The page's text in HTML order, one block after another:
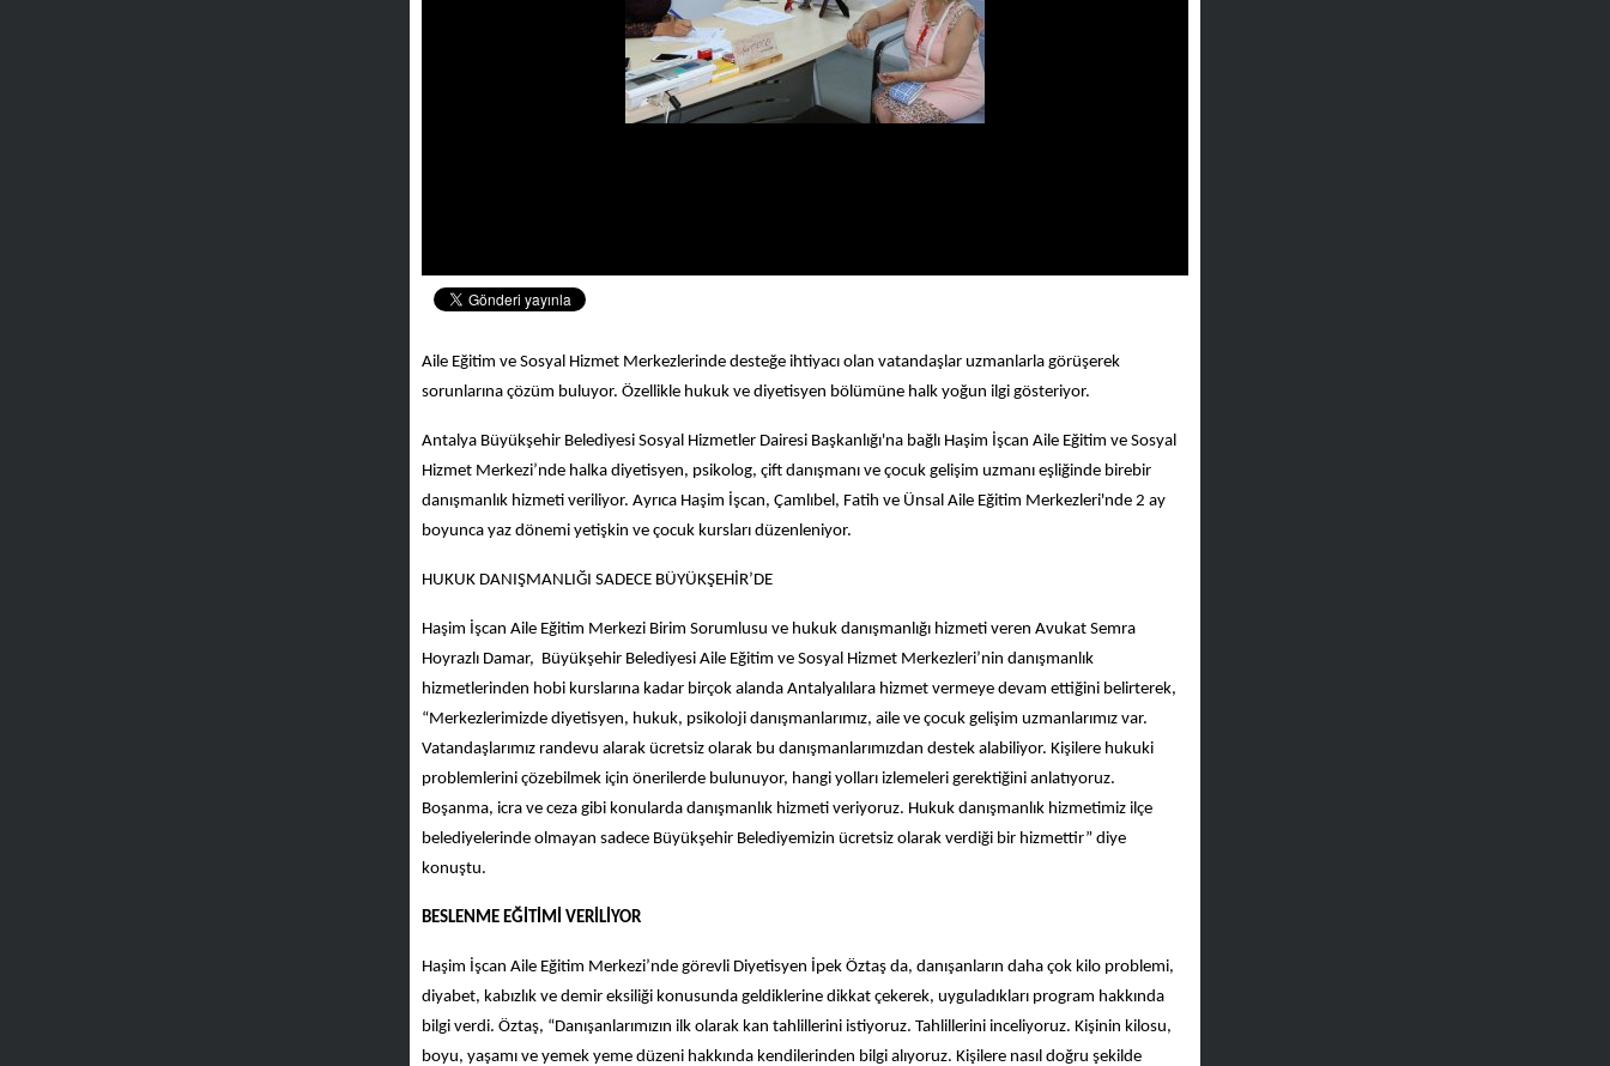
Aile Eğitim ve Sosyal Hizmet Merkezlerinde desteğe ihtiyacı olan vatandaşlar uzmanlarla görüşerek
sorunlarına çözüm buluyor. Özellikle hukuk ve diyetisyen bölümüne halk yoğun ilgi gösteriyor.
Antalya Büyükşehir Belediyesi Sosyal Hizmetler Dairesi Başkanlığı'na bağlı Haşim İşcan Aile Eğitim ve Sosyal
Hizmet Merkezi’nde halka diyetisyen, psikolog, çift danışmanı ve çocuk gelişim uzmanı eşliğinde birebir
danışmanlık hizmeti veriliyor. Ayrıca Haşim İşcan, Çamlıbel, Fatih ve Ünsal Aile Eğitim Merkezleri'nde 2 ay
boyunca yaz dönemi yetişkin ve çocuk kursları düzenleniyor.
HUKUK DANIŞMANLIĞI SADECE BÜYÜKŞEHİR’DE
Haşim İşcan Aile Eğitim Merkezi Birim Sorumlusu ve hukuk danışmanlığı hizmeti veren Avukat Semra
Hoyrazlı Damar, Büyükşehir Belediyesi Aile Eğitim ve Sosyal Hizmet Merkezleri’nin danışmanlık
hizmetlerinden hobi kurslarına kadar birçok alanda Antalyalılara hizmet vermeye devam ettiğini belirterek,
“Merkezlerimizde diyetisyen, hukuk, psikoloji danışmanlarımız, aile ve çocuk gelişim uzmanlarımız var.
Vatandaşlarımız randevu alarak ücretsiz olarak bu danışmanlarımızdan destek alabiliyor. Kişilere hukuki
problemlerini çözebilmek için önerilerde bulunuyor, hangi yolları izlemeleri gerektiğini anlatıyoruz.
Boşanma, icra ve ceza gibi konularda danışmanlık hizmeti veriyoruz. Hukuk danışmanlık hizmetimiz ilçe
belediyelerinde olmayan sadece Büyükşehir Belediyemizin ücretsiz olarak verdiği bir hizmettir” diye
konuştu.
BESLENME EĞİTİMİ VERİLİYOR
Haşim İşcan Aile Eğitim Merkezi’nde görevli Diyetisyen İpek Öztaş da, danışanların daha çok kilo problemi,
diyabet, kabızlık ve demir eksiliği konusunda geldiklerine dikkat çekerek, uyguladıkları program hakkında
bilgi verdi. Öztaş, “Danışanlarımızın ilk olarak kan tahlillerini istiyoruz. Tahlillerini inceliyoruz. Kişinin kilosu,
boyu, yaşamı ve yemek yeme düzeni hakkında kendilerinden bilgi alıyoruz. Kişilere nasıl doğru şekilde